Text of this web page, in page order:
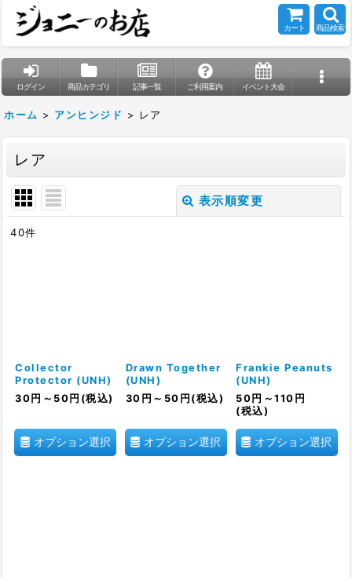
カート 商品検索
ログイン 商品カテゴリ 記事一覧 ご利用案内 イベント大会
ホーム > アンヒンジド > レア
レア
表示順変更
絞り込む
40件
Collector
Protector (UNH)
30 円 ～50 円 (税込)
オプション選択
Drawn Together
(UNH)
30 円 ～50 円 (税込)
オプション選択
Frankie Peanuts
(UNH)
50 円 ～110 円
(税込)
オプション選択